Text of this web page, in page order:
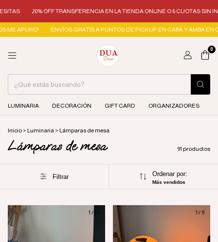
20% OFF TRANSFERENCIA EN LA TIENDA ONLINE O 6 CUOTAS SIN INTERÉS
ENVÍOS GRATIS A PUNTOS DE PICKUP EN CABA Y AMBA EN
0
LUMINARIA DECORACIÓN GIFT CARD ORGANIZADORES
Inicio > Luminaria > Lámparas de mesa
Lámparas de mesa 91 productos
Filtrar Ordenar por:
Más vendidos
1 / 1 / 9